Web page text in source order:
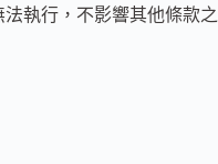
執行，不影響其他條款之